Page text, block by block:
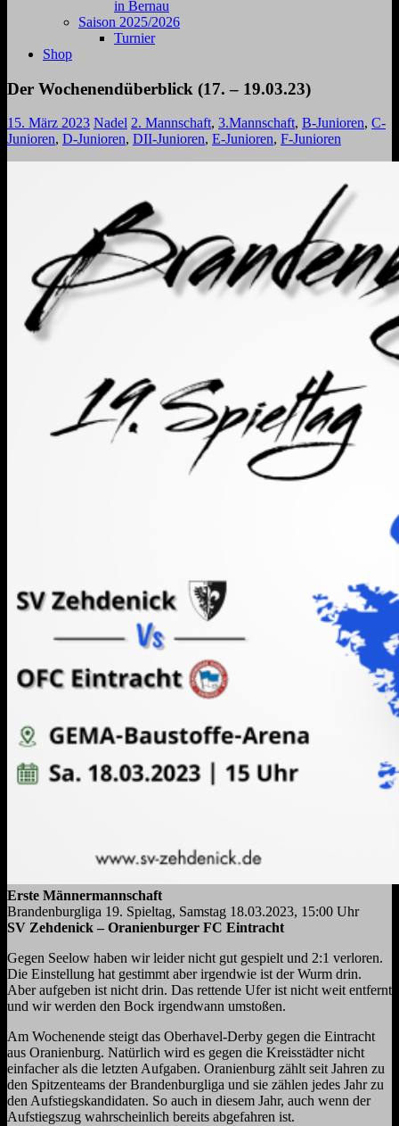
in Bernau
Saison 2025/2026
Turnier
Shop
Der Wochenendüberblick (17. – 19.03.23)
15. März 2023 Nadel 2. Mannschaft, 3.Mannschaft, B-Junioren, C-
Junioren, D-Junioren, DII-Junioren, E-Junioren, F-Junioren
Erste Männermannschaft
Brandenburgliga 19. Spieltag, Samstag 18.03.2023, 15:00 Uhr
SV Zehdenick – Oranienburger FC Eintracht
Gegen Seelow haben wir leider nicht gut gespielt und 2:1 verloren.
Die Einstellung hat gestimmt aber irgendwie ist der Wurm drin.
Aber aufgeben ist nicht drin. Das rettende Ufer ist nicht weit entfernt
und wir werden den Bock irgendwann umstoßen.
Am Wochenende steigt das Oberhavel-Derby gegen die Eintracht
aus Oranienburg. Natürlich wird es gegen die Kreisstädter nicht
einfacher als die letzten Aufgaben. Oranienburg zählt seit Jahren zu
den Spitzenteams der Brandenburgliga und sie zählen jedes Jahr zu
den Aufstiegskandidaten. So auch in diesem Jahr, auch wenn der
Aufstiegszug wahrscheinlich bereits abgefahren ist.